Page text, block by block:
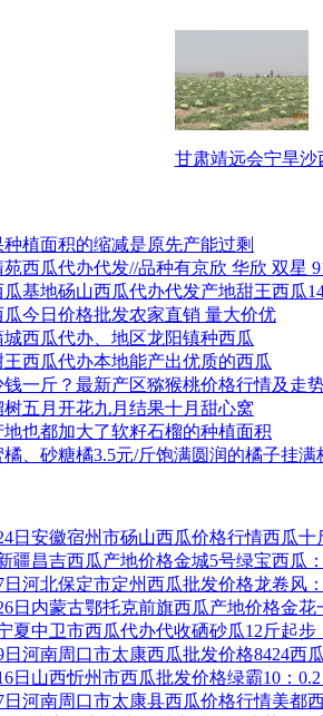
甘肃靖远会宁旱沙
植面积的缩减是原先产能过剩
西瓜代办代发//品种有京欣 华欣 双星
基地砀山西瓜代办代发产地甜王西瓜
瓜今日价格批发农家直销 量大价优
城西瓜代办、地区龙阳镇种西瓜
西瓜代办本地能产出优质的西瓜
一斤？最新产区猕猴桃价格行情及走
五月开花九月结果十月甜心窝
也都加大了软籽石榴的种植面积
、砂糖橘3.5元/斤饱满圆润的橘子挂满
日安徽宿州市砀山西瓜价格行情西瓜十
疆昌吉西瓜产地价格金城5号绿宝西瓜
日河北保定市定州西瓜批发价格龙卷风
日内蒙古鄂托克前旗西瓜产地价格金花
夏中卫市西瓜代办代收硒砂瓜12斤起步
日河南周口市太康西瓜批发价格8424西
日山西忻州市西瓜批发价格绿霸10：
日河南周口市太康县西瓜价格行情美都